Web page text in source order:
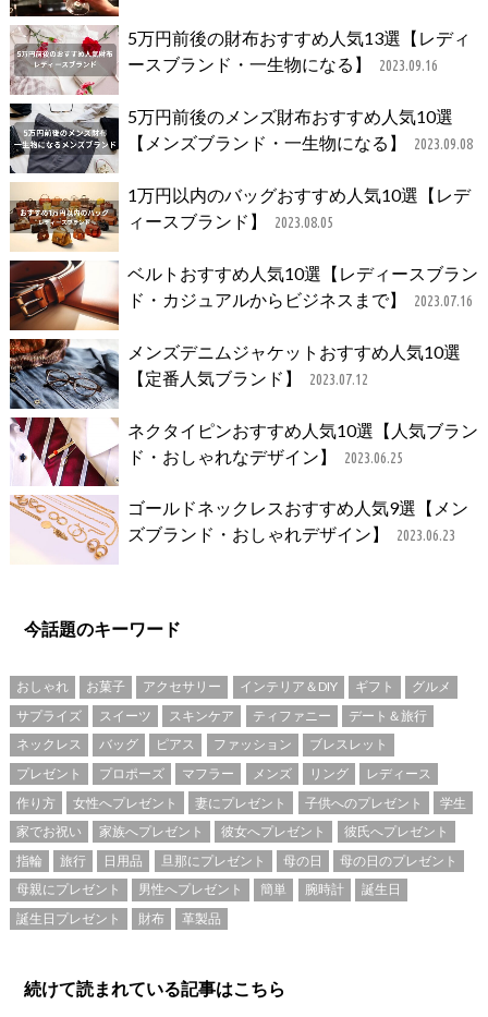
5万円前後の財布おすすめ人気13選【レディ
ースブランド・一生物になる】
2023.09.16
5万円前後のメンズ財布おすすめ人気10選
【メンズブランド・一生物になる】
2023.09.08
1万円以内のバッグおすすめ人気10選【レデ
ィースブランド】
2023.08.05
ベルトおすすめ人気10選【レディースブラン
ド・カジュアルからビジネスまで】
2023.07.16
メンズデニムジャケットおすすめ人気10選
【定番人気ブランド】
2023.07.12
ネクタイピンおすすめ人気10選【人気ブラン
ド・おしゃれなデザイン】
2023.06.25
ゴールドネックレスおすすめ人気9選【メン
ズブランド・おしゃれデザイン】
2023.06.23
今話題のキーワード
おしゃれ お菓子 アクセサリー インテリア＆DIY ギフト
グルメ
サプライズ
スイーツ スキンケア ティファニー
デート＆旅行
ネックレス
バッグ ピアス ファッション
ブレスレット
プレゼント
プロポーズ マフラー メンズ リング
レディース
作り方
女性へプレゼント 妻にプレゼント 子供へのプレゼント
学生
家でお祝い
家族へプレゼント 彼女へプレゼント
彼氏へプレゼント
指輪
旅行 日用品 旦那にプレゼント 母の日
母の日のプレゼント
母親にプレゼント
男性へプレゼント 簡単 腕時計
誕生日
誕生日プレゼント
財布 革製品
続けて読まれている記事はこちら